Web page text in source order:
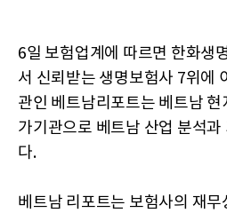
6일 보험업계에 따르면 한화생
서 신뢰받는 생명보험사 7위에
관인 베트남리포트는 베트남
가기관으로 베트남 산업 분석
다.
베트남 리포트는 보험사의 재무